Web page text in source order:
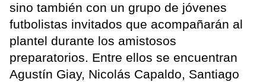
sino también con un grupo de jóvenes
futbolistas invitados que acompañarán al
plantel durante los amistosos
preparatorios. Entre ellos se encuentran
Agustín Giay, Nicolás Capaldo, Santiago